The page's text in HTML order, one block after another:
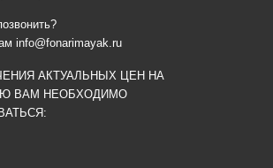
info@fonarimayak.ru
АКТУАЛЬНЫХ ЦЕН НА
ВАМ НЕОБХОДИМО